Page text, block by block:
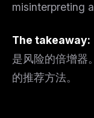
misinterpreting
The takeaway:
是风险的倍增器
的推荐方法。